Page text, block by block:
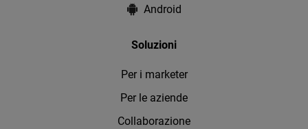
Android
Soluzioni
Per i marketer
Per le aziende
Collaborazione